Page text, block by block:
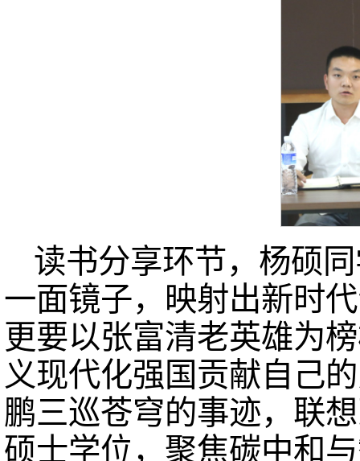
读书分享环节，杨硕
一面镜子，映射出新时
更要以张富清老英雄为
义现代化强国贡献自己
鹏三巡苍穹的事迹，联
硕士学位，聚焦碳中和